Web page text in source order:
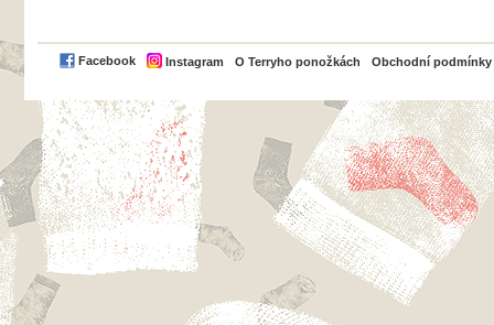
Facebook Instagram O Terryho ponožkách Obchodní podmínky
PayPal